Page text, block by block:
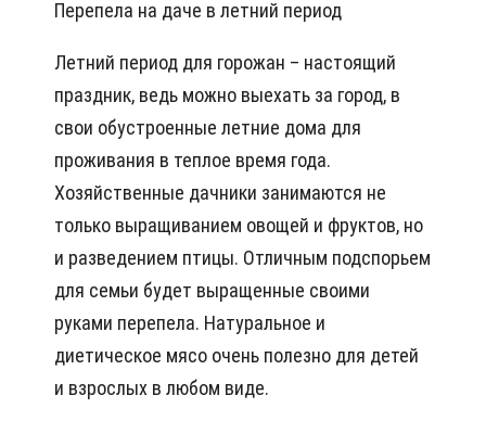
Перепела на даче в летний период
Летний период для горожан – настоящий
праздник, ведь можно выехать за город, в
свои обустроенные летние дома для
проживания в теплое время года.
Хозяйственные дачники занимаются не
только выращиванием овощей и фруктов, но
и разведением птицы. Отличным подспорьем
для семьи будет выращенные своими
руками перепела. Натуральное и
диетическое мясо очень полезно для детей
и взрослых в любом виде.